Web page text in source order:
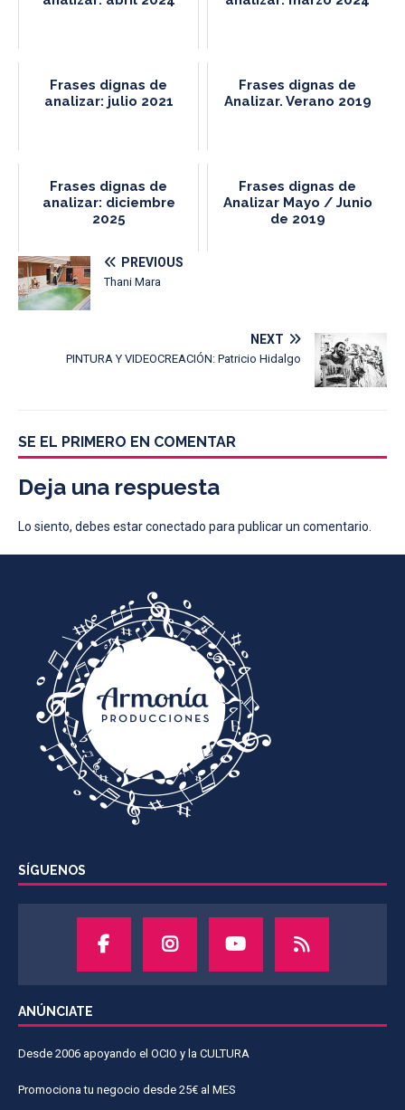
Frases dignas de
analizar: julio 2021
Frases dignas de
Analizar. Verano 2019
Frases dignas de
analizar: diciembre
2025
Frases dignas de
Analizar Mayo / Junio
de 2019
PREVIOUS
Thani Mara
NEXT
PINTURA Y VIDEOCREACIÓN: Patricio Hidalgo
SE EL PRIMERO EN COMENTAR
Deja una respuesta
Lo siento, debes estarconectado para publicar un comentario.
SÍGUENOS
ANÚNCIATE
Desde 2006 apoyando el OCIO y la CULTURA
Promociona tu negocio desde 25€ al MES